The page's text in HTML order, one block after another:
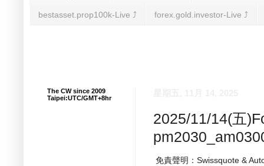
bestasset.prop100k-Live ⤴︎ forex.gold.investor-Live ⤴︎
2025/11/14(五
免責聲明：Swissquote &
The CW since 2009
Taipei:UTC/GMT+8hr